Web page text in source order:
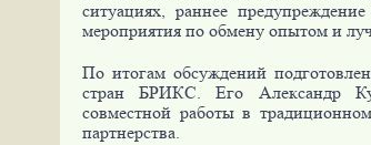
ситуациях, раннее
мероприятия по обмену опытом и
По итогам обсуждений
стран БРИКС. Его Александр
совместной работы в
партнерства.